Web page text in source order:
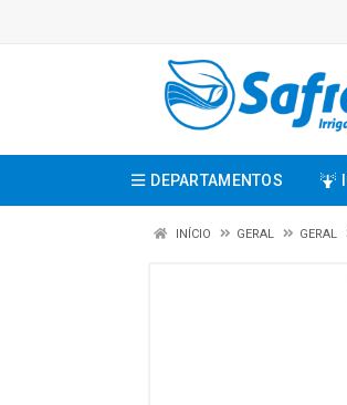
DEPARTAMENTOS
INÍCIO GERAL GERAL